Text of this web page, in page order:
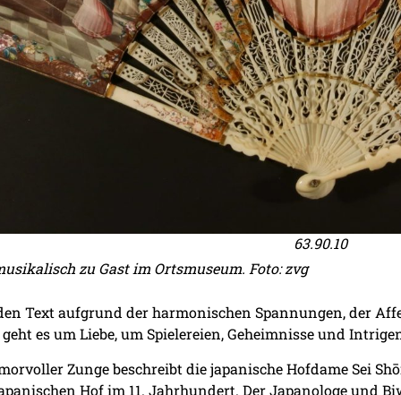
63.90.10
zu Gast im Ortsmuseum. Foto: zvg
Text aufgrund der harmonischen Spannungen, der
es um Liebe, um Spielereien, Geheimnisse und
Zunge beschreibt die japanische Hofdame Sei
Hof im 11. Jahrhundert. Der Japanologe und